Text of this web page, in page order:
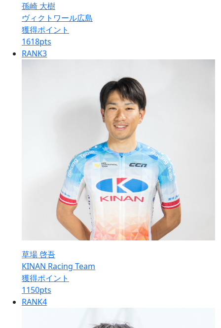
孫崎 大樹
ヴィクトワール広島
獲得ポイント
1618pts
RANK3
草場 啓吾
KINAN Racing Team
獲得ポイント
1150pts
RANK4